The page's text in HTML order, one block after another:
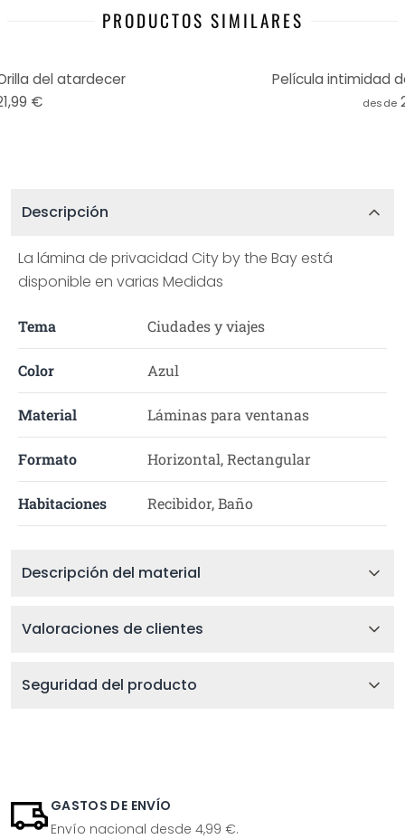
PRODUCTOS SIMILARES
del atardecer
€
Película intimidad
desde
Descripción
La lámina de privacidad City by the Bay está
disponible en varias Medidas
Tema Ciudades y viajes
Color Azul
Material Láminas para ventanas
Formato Horizontal, Rectangular
Habitaciones Recibidor, Baño
Descripción del material
Valoraciones de clientes
Seguridad del producto
GASTOS DE ENVÍO
Envío nacional desde 4,99 €.